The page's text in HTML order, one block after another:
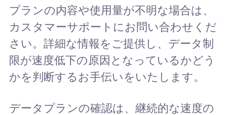
プランの内容や使用量が不明な場合は、
カスタマーサポートにお問い合わせくだ
さい。詳細な情報をご提供し、データ制
限が速度低下の原因となっているかどう
かを判断するお手伝いをいたします。
データプランの確認は、継続的な速度の